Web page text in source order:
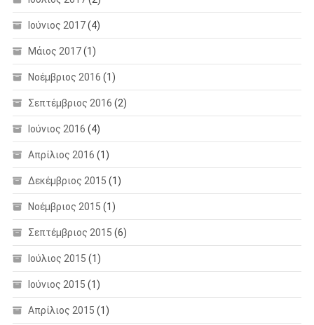
Ιούνιος 2017(4)
Μάιος 2017(1)
Νοέμβριος 2016 (1)
Σεπτέμβριος 2016 (2)
Ιούνιος 2016 (4)
Απρίλιος 2016 (1)
Δεκέμβριος 2015 (1)
Νοέμβριος 2015 (1)
Σεπτέμβριος 2015 (6)
Ιούλιος 2015 (1)
Ιούνιος 2015 (1)
Απρίλιος 2015 (1)